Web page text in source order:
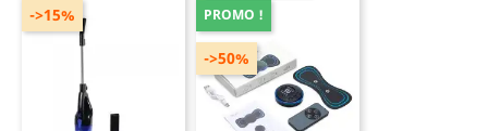
->15% PROMO !
->50%